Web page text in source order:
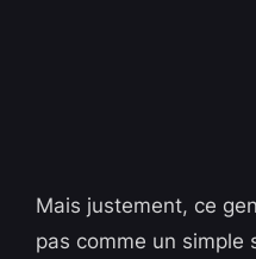
Mais justement, ce
pas comme un simple